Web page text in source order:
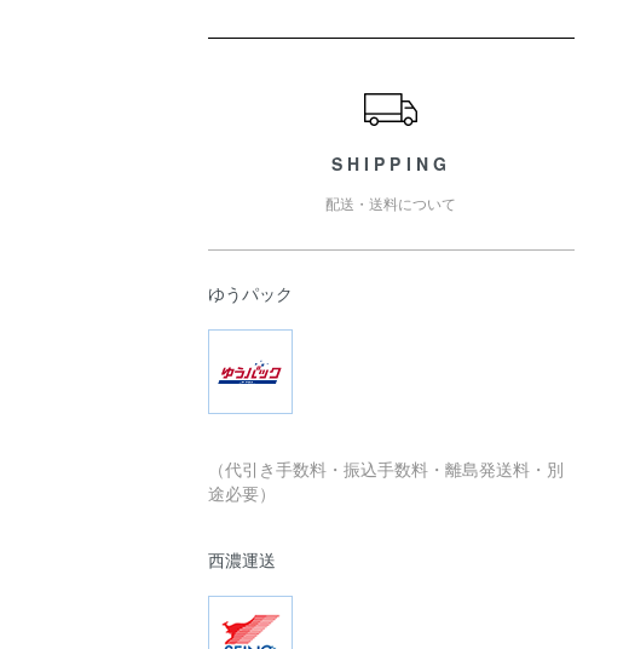
SHIPPING
配送・送料について
ゆうパック
（代引き手数料・振込手数料・離島発送料・別
途必要）
西濃運送